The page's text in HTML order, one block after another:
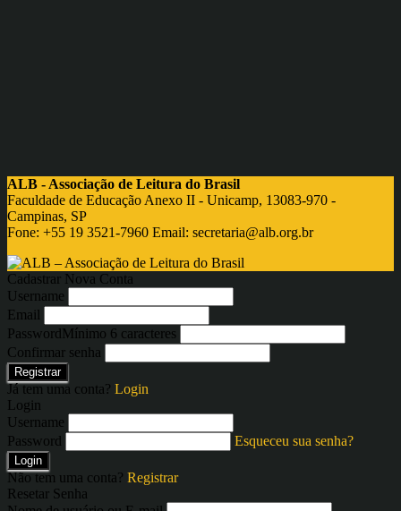
ALB - Associação de Leitura do Brasil
Faculdade de Educação Anexo II - Unicamp, 13083-970 -
Campinas, SP
Fone: +55 19 3521-7960 Email: secretaria@alb.org.br
Cadastrar Nova Conta
Username
Email
PasswordMínimo 6 caracteres
Confirmar senha
Registrar
Já tem uma conta? Login
Login
Username
Password
Esqueceu sua senha?
Login
Não tem uma conta? Registrar
Resetar Senha